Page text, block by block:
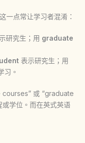
一点常让学习者混淆：
研究生；用 graduate
表示研究生；用
习。
courses” 或 “graduate
学位。而在英式英语